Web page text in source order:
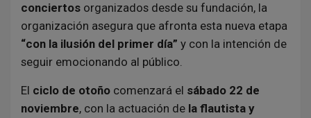
conciertos organizados desde su fundación, la
organización asegura que afronta esta nueva etapa
“con la ilusión del primer día” y con la intención de
seguir emocionando al público.
El ciclo de otoño comenzará el sábado 22 de
noviembre, con la actuación de la flautista y